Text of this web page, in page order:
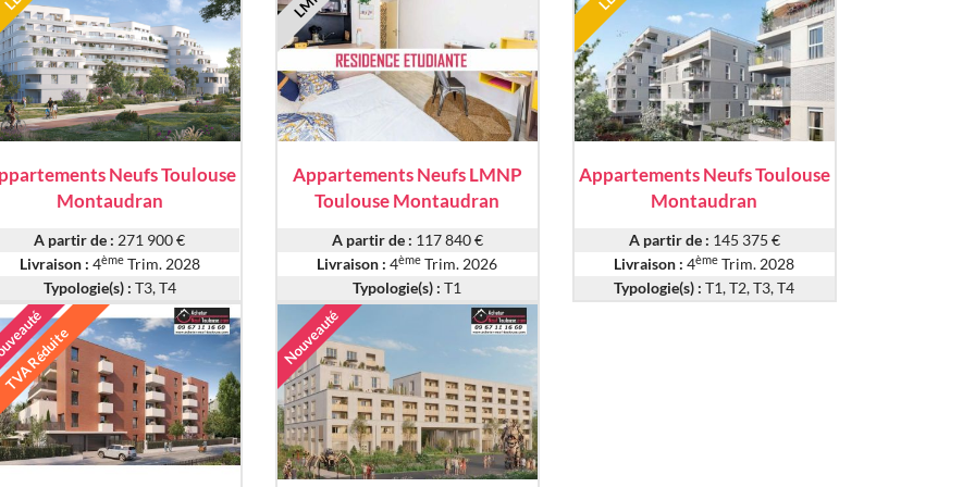
Neufs Toulouse
Montaudran
A partir de : 271 900 €
Livraison : 4ème Trim. 2028
Typologie(s) : T3, T4
Appartements Neufs LMNP
Toulouse Montaudran
A partir de : 117 840 €
Livraison : 4ème Trim. 2026
Typologie(s) : T1
Appartements Neufs Toulouse
Montaudran
A partir de : 145 375 €
Livraison : 4ème Trim. 2028
Typologie(s) : T1, T2, T3, T4
TVA Réduite Nouveauté